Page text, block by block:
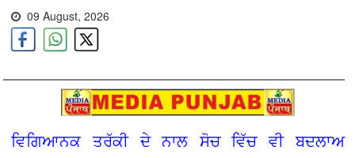
09 August, 2026
ਵਿਗਿਆਨਕ ਤਰੱਕੀ ਦੇ ਨਾਲ ਸੋਚ ਵਿੱਚ ਵੀ ਬਦਲਾਅ